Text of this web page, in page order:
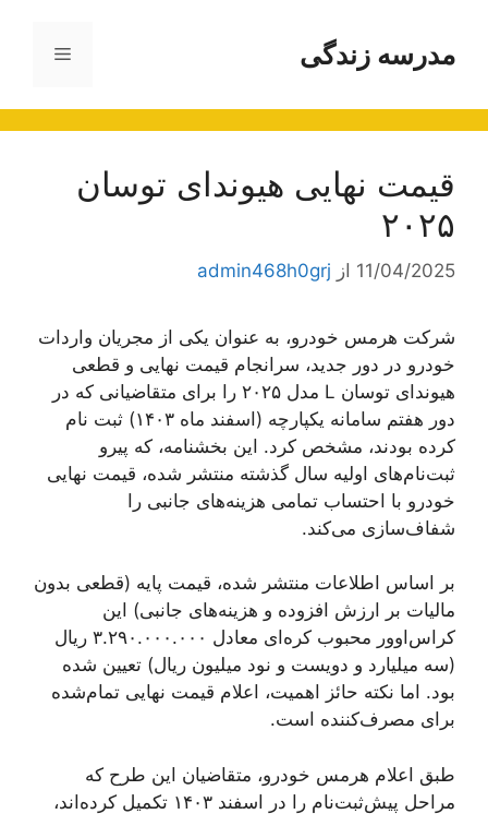
محتوامدرسه زندگی فهرست
قیمت نهایی هیوندای توسان
۲۰۲۵
11/04/2025 از admin468h0grj
شرکت هرمس خودرو، به عنوان یکی از مجریان واردات
خودرو در دور جدید، سرانجام قیمت نهایی و قطعی
هیوندای توسان L مدل ۲۰۲۵ را برای متقاضیانی که در
دور هفتم سامانه یکپارچه (اسفند ماه ۱۴۰۳) ثبت نام
کرده بودند، مشخص کرد. این بخشنامه، که پیرو
ثبت‌نام‌های اولیه سال گذشته منتشر شده، قیمت نهایی
خودرو با احتساب تمامی هزینه‌های جانبی را
شفاف‌سازی می‌کند.
بر اساس اطلاعات منتشر شده، قیمت پایه (قطعی بدون
مالیات بر ارزش افزوده و هزینه‌های جانبی) این
کراس‌اوور محبوب کره‌ای معادل ۳.۲۹۰.۰۰۰.۰۰۰ ریال
(سه میلیارد و دویست و نود میلیون ریال) تعیین شده
بود. اما نکته حائز اهمیت، اعلام قیمت نهایی تمام‌شده
برای مصرف‌کننده است.
طبق اعلام هرمس خودرو، متقاضیان این طرح که
مراحل پیش‌ثبت‌نام را در اسفند ۱۴۰۳ تکمیل کرده‌اند،